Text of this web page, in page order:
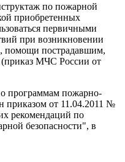
по пожарной
приобретенных
первичными
при возникновении
помощи пострадавшим,
МЧС России от
программам пожарно-
приказом от 11.04.2011 №
рекомендаций по
безопасности", в